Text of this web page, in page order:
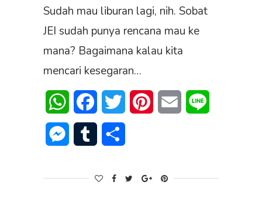
Sudah mau liburan lagi, nih. Sobat
JEI sudah punya rencana mau ke
mana? Bagaimana kalau kita
mencari kesegaran…
WhatsAppFacebookTwitter PinterestEmail
Messenger
Tumblr